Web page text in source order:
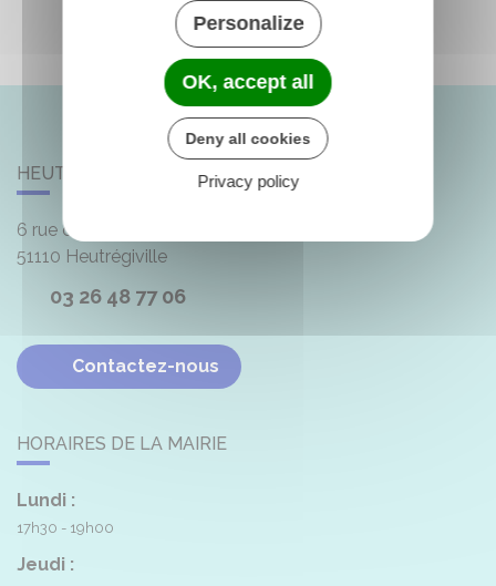
HEUTRÉGIVILLE
6 rue de la Mairie
51110 Heutrégiville
03 26 48 77 06
Contactez-nous
HORAIRES DE LA MAIRIE
Lundi :
17h30 - 19h00
Jeudi :
Personalize
OK, accept all
Deny all cookies
Privacy policy